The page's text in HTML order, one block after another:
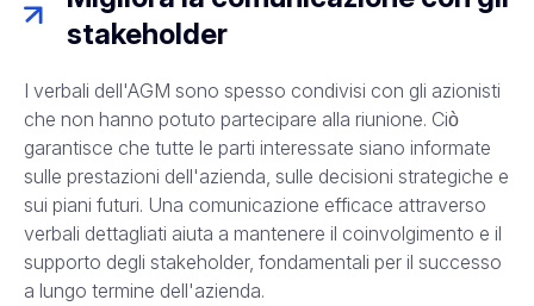
stakeholder
I verbali dell'AGM sono spesso condivisi con gli azionisti
che non hanno potuto partecipare alla riunione. Ciò
garantisce che tutte le parti interessate siano informate
sulle prestazioni dell'azienda, sulle decisioni strategiche e
sui piani futuri. Una comunicazione efficace attraverso
verbali dettagliati aiuta a mantenere il coinvolgimento e il
supporto degli stakeholder, fondamentali per il successo
a lungo termine dell'azienda.